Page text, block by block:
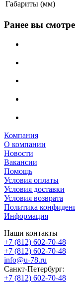
Габариты (мм)
Ранее вы
Компания
О компании
Новости
Вакансии
Помощь
Условия оплаты
Условия доставки
Условия возврата
Политика
Информация
Наши контакты
+7 (812) 602-70-48
+7 (812) 602-70-48
info@u-78.ru
Санкт-Петербург:
+7 (812) 602-70-48